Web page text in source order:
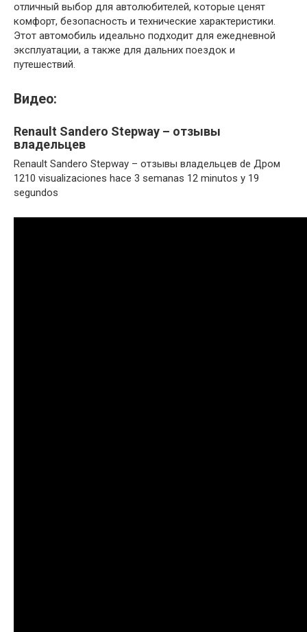
отличный выбор для автолюбителей, которые ценят
комфорт, безопасность и технические характеристики.
Этот автомобиль идеально подходит для ежедневной
эксплуатации, а также для дальних поездок и
путешествий.
Видео:
Renault Sandero Stepway – отзывы
владельцев
Renault Sandero Stepway – отзывы владельцев de Дром
1210 visualizaciones hace 3 semanas 12 minutos y 19
segundos